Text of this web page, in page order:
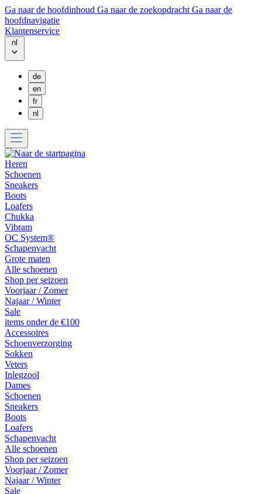
Ga naar de hoofdinhoud Ga naar de zoekopdracht Ga naar de
hoofdnavigatie
Klantenservice
nl
de
en
fr
nl
Heren
Schoenen
Sneakers
Boots
Loafers
Chukka
Vibram
OC System®
Schapenvacht
Grote maten
Alle schoenen
Shop per seizoen
Voorjaar / Zomer
Najaar / Winter
Sale
items onder de €100
Accessoires
Schoenverzorging
Sokken
Veters
Inlegzool
Dames
Schoenen
Sneakers
Boots
Loafers
Schapenvacht
Alle schoenen
Shop per seizoen
Voorjaar / Zomer
Najaar / Winter
Sale